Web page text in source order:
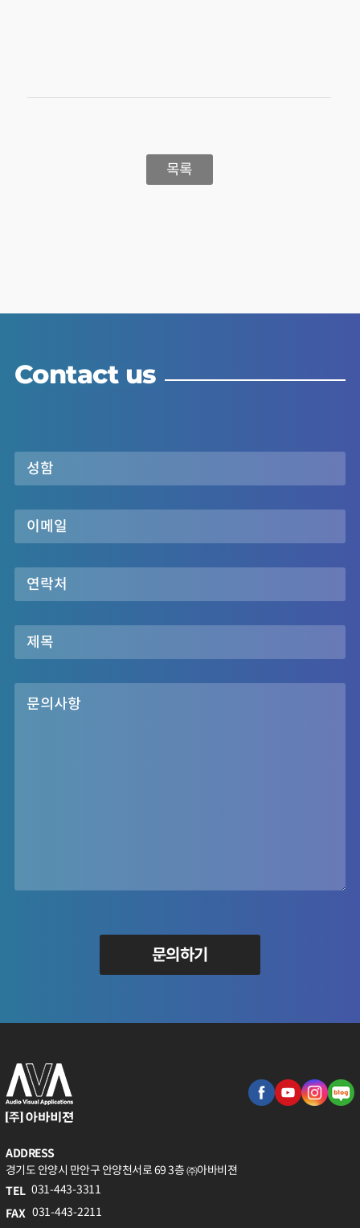
목록
Contact us
문의하기
ADDRESS
경기도 안양시 만안구 안양천서로 69 3층 ㈜아바비젼
TEL 031-443-3311
FAX 031-443-2211